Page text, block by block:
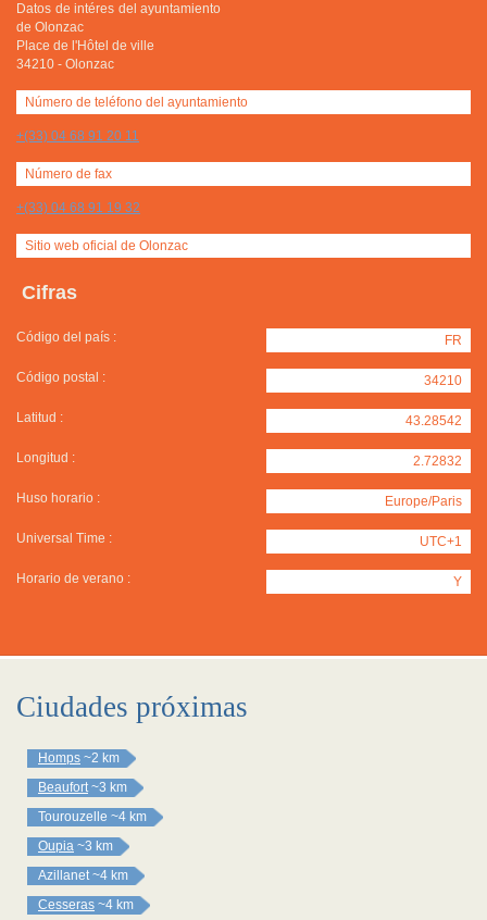
Datos de intéres del ayuntamiento
de Olonzac
Place de l'Hôtel de ville
34210 - Olonzac
Número de teléfono del ayuntamiento
+(33) 04 68 91 20 11
Número de fax
+(33) 04 68 91 19 32
Sitio web oficial de Olonzac
Cifras
Código del país : FR
Código postal : 34210
Latitud : 43.28542
Longitud : 2.72832
Huso horario : Europe/Paris
Universal Time : UTC+1
Horario de verano : Y
Ciudades próximas
Homps ~2 km
Beaufort ~3 km
Tourouzelle ~4 km
Oupia ~3 km
Azillanet ~4 km
Cesseras ~4 km